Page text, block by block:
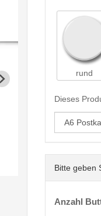
rund
Dieses
Bitte geben
Anzahl
< /picture>